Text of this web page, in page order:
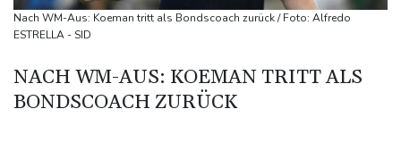
und 2022
Mutter mit 71 Stichen getötet und Leiche zerstückelt: Mann muss
Nach Ausweisung von Journalistin: Russland wirft Frankreich
"politische Verfolgung" vor
Nach WM-Aus: Koeman tritt als Bondscoach zurück / Foto: Alfredo
ESTRELLA - SID
NACH WM-AUS: KOEMAN TRITT ALS
BONDSCOACH ZURÜCK